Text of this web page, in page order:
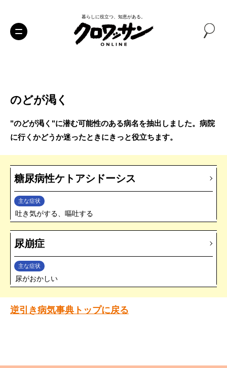
暮らしに役立つ、知恵がある。
のどが渇く
"のどが渇く"に潜む可能性のある病名を抽出しました。病院
に行くかどうか迷ったときにきっと役立ちます。
糖尿病性ケトアシドーシス
主な症状
吐き気がする、嘔吐する
尿崩症
主な症状
尿がおかしい
逆引き病気事典トップに戻る